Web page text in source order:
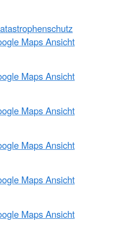
Maps Ansicht
Maps Ansicht
Maps Ansicht
Maps Ansicht
Maps Ansicht
Maps Ansicht